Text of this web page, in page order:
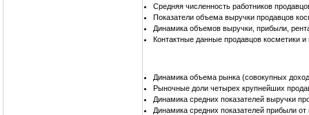
Средняя численность работников
Показатели объема выручки продавцов
Динамика объемов выручки, прибыли,
Контактные данные продавцов косметики
Динамика объема рынка (совокупных
Рыночные доли четырех крупнейших
Динамика средних показателей выручки
Динамика средних показателей прибыли